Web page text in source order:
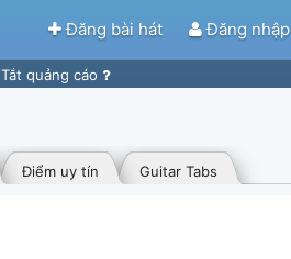
Đăng bài hát Đăng nhập
Tắt quảng cáo
Guitar Tabs
Điểm uy tín